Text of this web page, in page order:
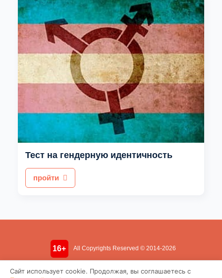
Тест на гендерную идентичность
пройти
16+ All Copyrights Reserved © 2014-2026
медицинской консультацией.
Сайт использует cookie. Продолжая, вы соглашаетесь с